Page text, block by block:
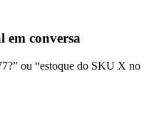
em conversa
ou “estoque do SKU X no